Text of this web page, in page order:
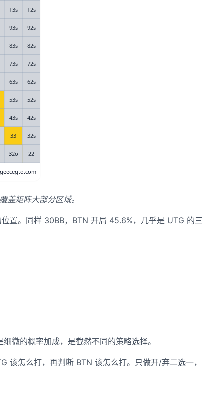
矩阵大部分区域。
置。同样 30BB，BTN 开局 45.6%，几乎是 UTG 的三
微的概率加成，是截然不同的策略选择。
该怎么打，再判断 BTN 该怎么打。只做开/弃二选一，